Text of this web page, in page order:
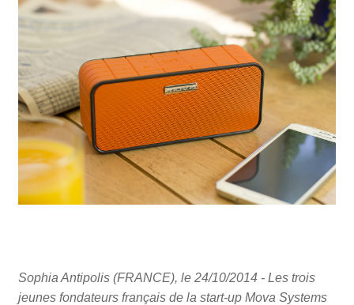
Sophia Antipolis (FRANCE), le 24/10/2014 - Les trois
jeunes fondateurs français de la start-up Mova Systems